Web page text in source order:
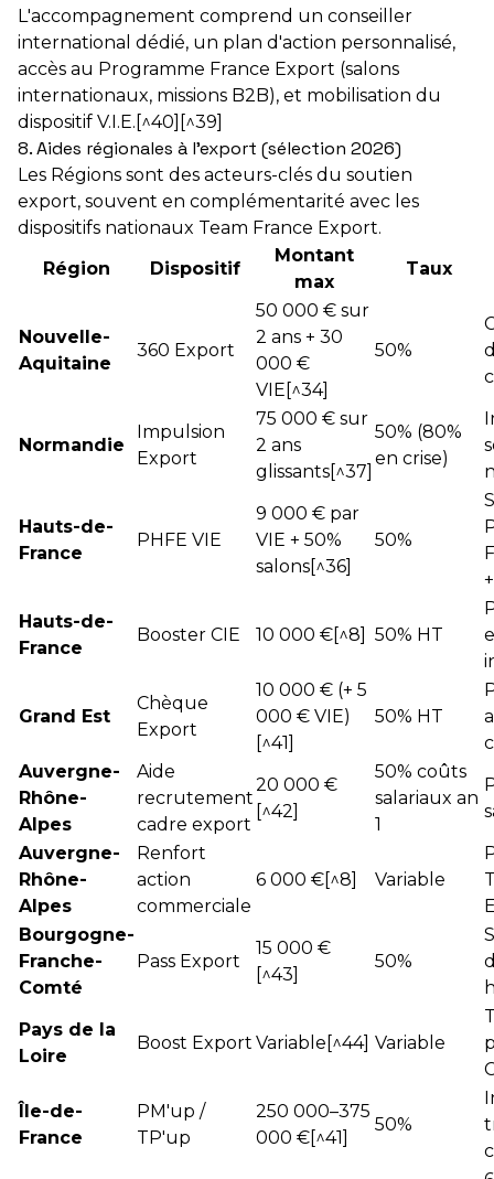
L'accompagnement comprend un conseiller
international dédié, un plan d'action personnalisé,
accès au Programme France Export (salons
internationaux, missions B2B), et mobilisation du
dispositif V.I.E.[^40][^39]
8. Aides régionales à l'export (sélection 2026)
Les Régions sont des acteurs-clés du soutien
export, souvent en complémentarité avec les
dispositifs nationaux Team France Export.
Région
Dispositif
Montant
max
Taux
Nouvelle-
Aquitaine
360 Export
50 000 € sur
2 ans + 30
000 €
VIE[^34]
50%
Normandie
Impulsion
Export
75 000 € sur
2 ans
glissants[^37]
50% (80%
en crise)
Hauts-de-
France
PHFE VIE
9 000 € par
VIE + 50%
salons[^36]
50%
Hauts-de-
France
Booster CIE 10 000 €[^8] 50% HT
Grand Est
Chèque
Export
10 000 € (+ 5
000 € VIE)
[^41]
50% HT
Auvergne-
Rhône-
Alpes
Aide
recrutement
cadre export
20 000 €
[^42]
50% coûts
salariaux an
1
Auvergne-
Rhône-
Alpes
Renfort
action
commerciale
6 000 €[^8] Variable
Bourgogne-
Franche-
Comté
Pass Export
15 000 €
[^43]
50%
Pays de la
Loire
Boost Export Variable[^44] Variable
Île-de-
France
PM'up /
TP'up
250 000–375
000 €[^41]
50%